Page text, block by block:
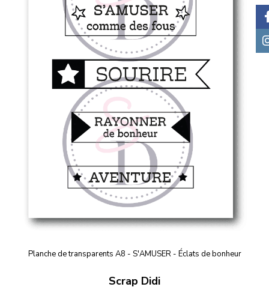
Planche de transparents A8 - S'AMUSER - Éclats de bonheur
Scrap Didi